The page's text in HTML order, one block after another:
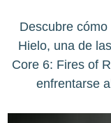
Descubre
Hielo, una de
Core 6: Fires of
enfrentarse